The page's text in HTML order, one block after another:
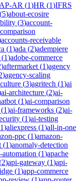
AP-AR (1)HR (1)IFRS
(5)about-ecosire
(3)account-
accounts-receivable
(1)ada (2)adempiere
(1)adobe-commerce
)aftermarket (1)agency
)agency-scaling
(3)agritech (1)ai
ai-architecture (2)ai-
(1)ai-comparison
(1)ai-frameworks (2)ai-
(1)ai-testing
1)aliexpress (1)all-in-one
ppc (1)amazon-
(1)anomaly-detection
automation (1)apache
2)api-gateway (1)api-
(1)app-commerce